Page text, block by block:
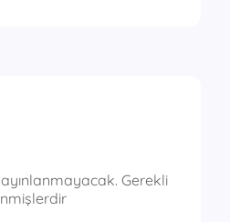
Gerekli